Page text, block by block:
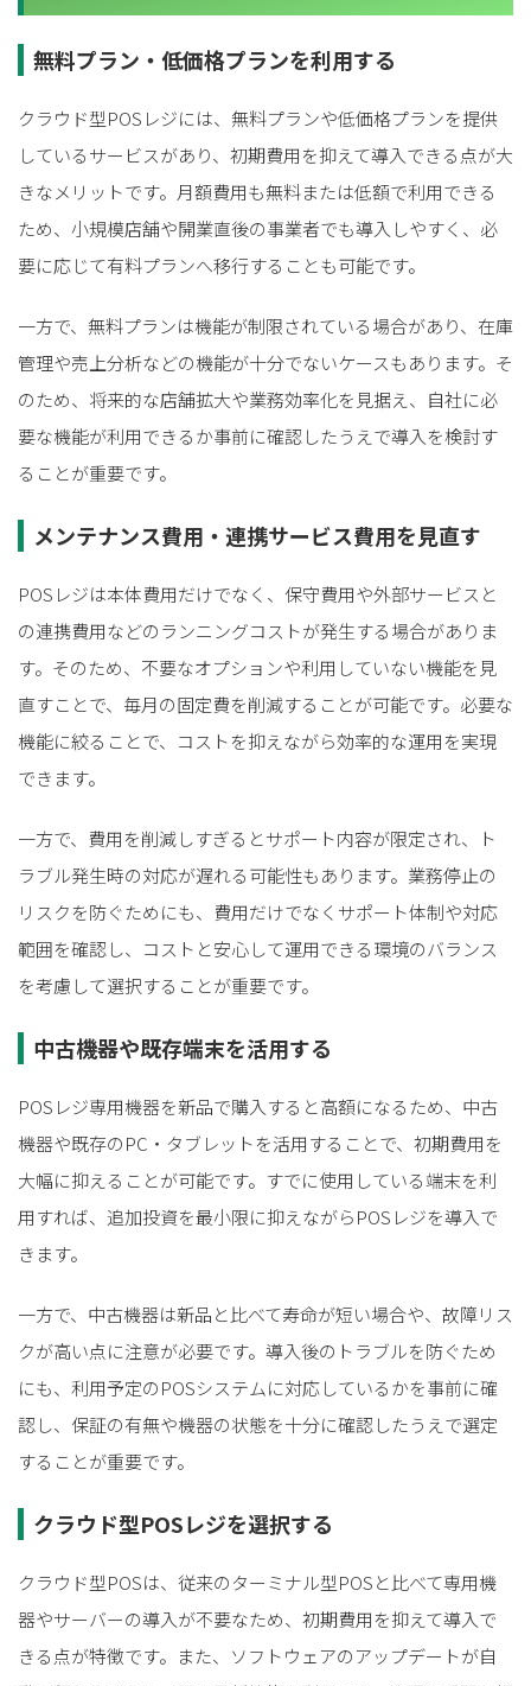
無料プラン・低価格プランを利用する
クラウド型POSレジには、無料プランや低価格プランを提供
しているサービスがあり、初期費用を抑えて導入できる点が大
きなメリットです。月額費用も無料または低額で利用できる
ため、小規模店舗や開業直後の事業者でも導入しやすく、必
要に応じて有料プランへ移行することも可能です。
一方で、無料プランは機能が制限されている場合があり、在庫
管理や売上分析などの機能が十分でないケースもあります。そ
のため、将来的な店舗拡大や業務効率化を見据え、自社に必
要な機能が利用できるか事前に確認したうえで導入を検討す
ることが重要です。
メンテナンス費用・連携サービス費用を見直す
POSレジは本体費用だけでなく、保守費用や外部サービスと
の連携費用などのランニングコストが発生する場合がありま
す。そのため、不要なオプションや利用していない機能を見
直すことで、毎月の固定費を削減することが可能です。必要な
機能に絞ることで、コストを抑えながら効率的な運用を実現
できます。
一方で、費用を削減しすぎるとサポート内容が限定され、ト
ラブル発生時の対応が遅れる可能性もあります。業務停止の
リスクを防ぐためにも、費用だけでなくサポート体制や対応
範囲を確認し、コストと安心して運用できる環境のバランス
を考慮して選択することが重要です。
中古機器や既存端末を活用する
POSレジ専用機器を新品で購入すると高額になるため、中古
機器や既存のPC・タブレットを活用することで、初期費用を
大幅に抑えることが可能です。すでに使用している端末を利
用すれば、追加投資を最小限に抑えながらPOSレジを導入で
きます。
一方で、中古機器は新品と比べて寿命が短い場合や、故障リス
クが高い点に注意が必要です。導入後のトラブルを防ぐため
にも、利用予定のPOSシステムに対応しているかを事前に確
認し、保証の有無や機器の状態を十分に確認したうえで選定
することが重要です。
クラウド型POSレジを選択する
クラウド型POSは、従来のターミナル型POSと比べて専用機
器やサーバーの導入が不要なため、初期費用を抑えて導入で
きる点が特徴です。また、ソフトウェアのアップデートが自